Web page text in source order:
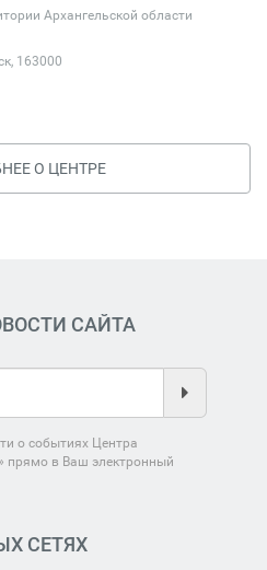
Архангельской области
163000
О ЦЕНТРЕ
САЙТА
о событиях Центра
прямо в Ваш электронный
СЕТЯХ